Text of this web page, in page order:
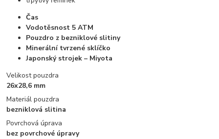
Čas
Vodotěsnost 5 ATM
Pouzdro z bezniklové slitiny
Minerální tvrzené sklíčko
Japonský strojek – Miyota
Velikost pouzdra
26x28,6 mm
Materiál pouzdra
bezniklová slitina
Povrchová úprava
bez povrchové úpravy